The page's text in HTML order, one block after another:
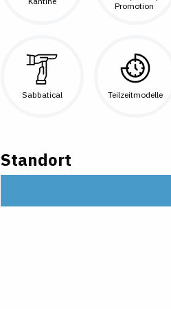
Promotion
Sabbatical Teilzeitmodelle
Standort